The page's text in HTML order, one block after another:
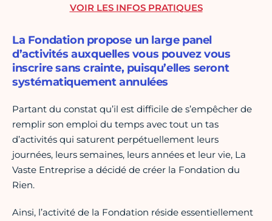
La Fondation propose un large panel
d’activités auxquelles vous pouvez vous
inscrire sans crainte, puisqu’elles seront
systématiquement annulées
Partant du constat qu’il est difficile de s’empêcher de
remplir son emploi du temps avec tout un tas
d’activités qui saturent perpétuellement leurs
journées, leurs semaines, leurs années et leur vie, La
Vaste Entreprise a décidé de créer la Fondation du
Rien.
Ainsi, l’activité de la Fondation réside essentiellement
VOIR LES INFOS PRATIQUES